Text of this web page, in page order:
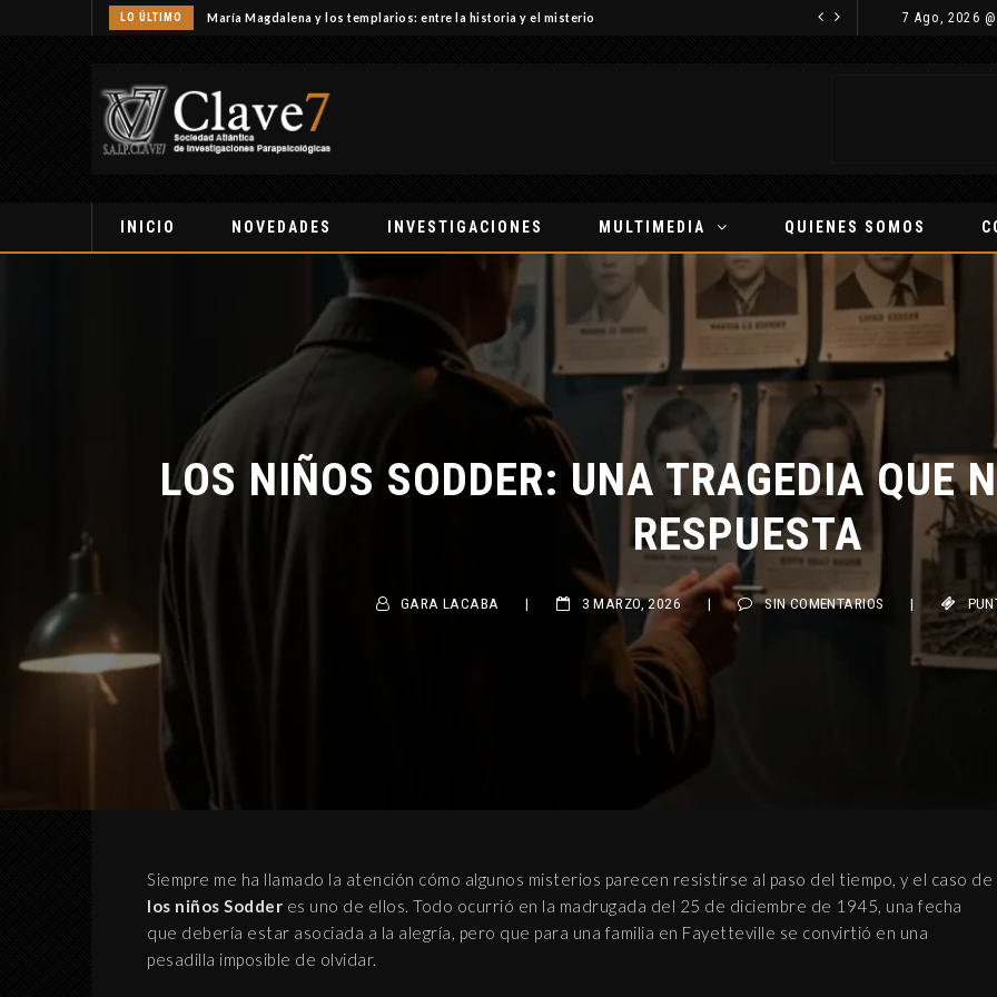
LO ÚLTIMO María Magdalena y los templarios: entre la historia y el misterio 7 Ago, 2026
INICIO NOVEDADES INVESTIGACIONES MULTIMEDIA QUIENES SOMOS
LOS NIÑOS SODDER: UNA TRAGEDIA QUE
RESPUESTA
3 MARZO, 2026 | SIN COMENTARIOS PUNTO
Siempre me ha llamado la atención cómo algunos misterios parecen resistirse al paso del tiempo, y el caso de
los niños Sodder es uno de ellos. Todo ocurrió en la madrugada del 25 de diciembre de 1945, una fecha
que debería estar asociada a la alegría, pero que para una familia en Fayetteville se convirtió en una
pesadilla imposible de olvidar.